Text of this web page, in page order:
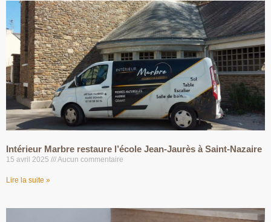
Intérieur Marbre restaure l’école Jean-Jaurès à Saint-Nazaire
15 avril 2025 Aucun commentaire
Lire la suite »